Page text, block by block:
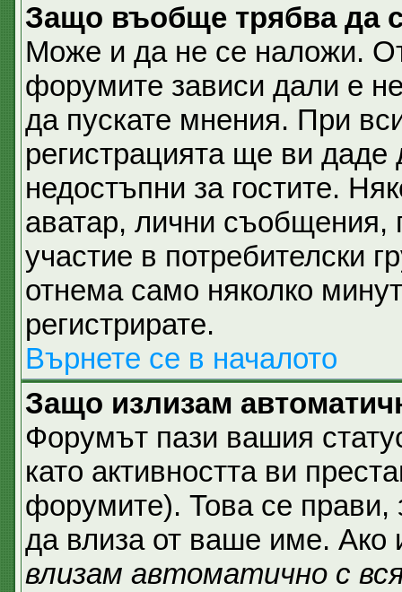
Защо въобще трябва да
Може и да не се наложи.
форумите зависи дали е
да пускате мнения. При
регистрацията ще ви
недостъпни за гостите.
аватар, лични
участие в потребителски
отнема само няколко
регистрирате.
Върнете се в началото
Защо излизам
Форумът пази вашия
като активността ви
форумите). Това се прави,
да влиза от ваше име. Ако
влизам автоматично с